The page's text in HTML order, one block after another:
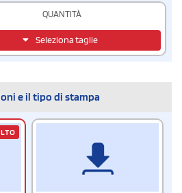
QUANTITÀ
Seleziona taglie
e il tipo di stampa